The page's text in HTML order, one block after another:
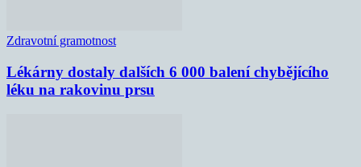
Zdravotní gramotnost
Lékárny dostaly dalších 6 000 balení chybějícího
léku na rakovinu prsu